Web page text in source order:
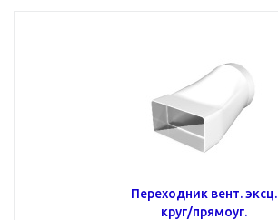
Переходник вент. эксц.
круг/прямоуг.